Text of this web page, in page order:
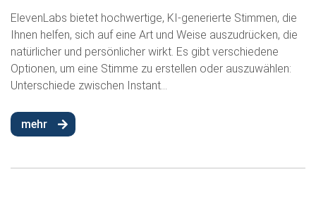
ElevenLabs bietet hochwertige, KI-generierte Stimmen, die
Ihnen helfen, sich auf eine Art und Weise auszudrücken, die
natürlicher und persönlicher wirkt. Es gibt verschiedene
Optionen, um eine Stimme zu erstellen oder auszuwählen:
Unterschiede zwischen Instant...
mehr